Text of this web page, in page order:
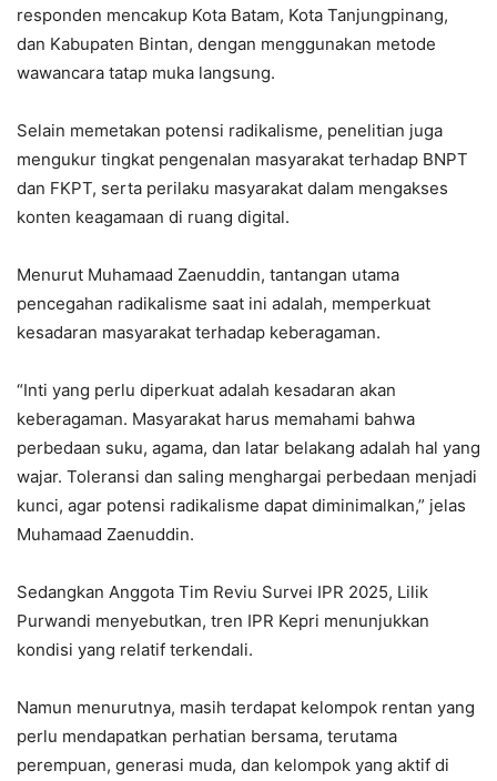
responden mencakup Kota Batam, Kota Tanjungpinang,
dan Kabupaten Bintan, dengan menggunakan metode
wawancara tatap muka langsung.
Selain memetakan potensi radikalisme, penelitian juga
mengukur tingkat pengenalan masyarakat terhadap BNPT
dan FKPT, serta perilaku masyarakat dalam mengakses
konten keagamaan di ruang digital.
Menurut Muhamaad Zaenuddin, tantangan utama
pencegahan radikalisme saat ini adalah, memperkuat
kesadaran masyarakat terhadap keberagaman.
“Inti yang perlu diperkuat adalah kesadaran akan
keberagaman. Masyarakat harus memahami bahwa
perbedaan suku, agama, dan latar belakang adalah hal yang
wajar. Toleransi dan saling menghargai perbedaan menjadi
kunci, agar potensi radikalisme dapat diminimalkan,” jelas
Muhamaad Zaenuddin.
Sedangkan Anggota Tim Reviu Survei IPR 2025, Lilik
Purwandi menyebutkan, tren IPR Kepri menunjukkan
kondisi yang relatif terkendali.
Namun menurutnya, masih terdapat kelompok rentan yang
perlu mendapatkan perhatian bersama, terutama
perempuan, generasi muda, dan kelompok yang aktif di